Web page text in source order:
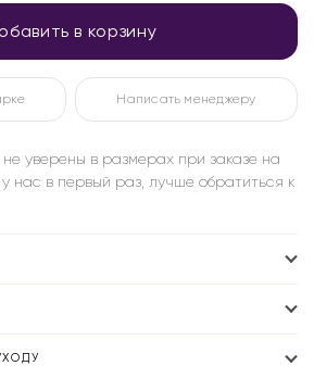
в корзину
Написать менеджеру
уверены в размерах при заказе на
нас в первый раз, лучше обратиться к